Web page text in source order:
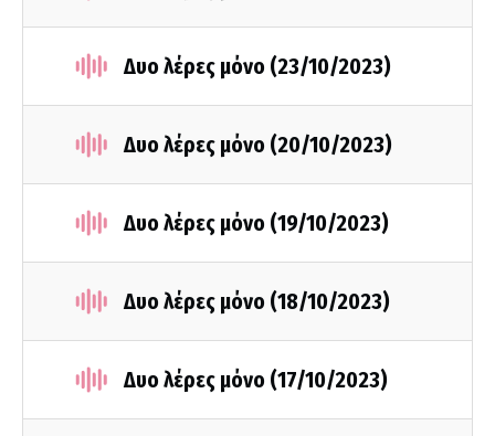
Δυο λέρες μόνο (23/10/2023)
Δυο λέρες μόνο (20/10/2023)
Δυο λέρες μόνο (19/10/2023)
Δυο λέρες μόνο (18/10/2023)
Δυο λέρες μόνο (17/10/2023)